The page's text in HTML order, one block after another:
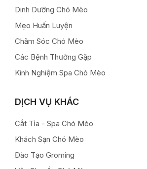
Dinh Dưỡng Chó Mèo
Mẹo Huấn Luyện
Chăm Sóc Chó Mèo
Các Bệnh Thường Gặp
Kinh Nghiệm Spa Chó Mèo
DỊCH VỤ KHÁC
Cắt Tỉa - Spa Chó Mèo
Khách Sạn Chó Mèo
Đào Tạo Groming